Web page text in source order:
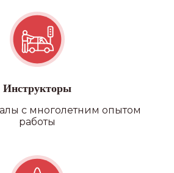
Инструкторы
с многолетним опытом
работы
ГИБДД
платежей,
автодрома
экзаменов